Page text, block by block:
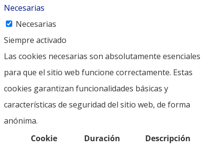
Necesarias
Necesarias
Siempre activado
Las cookies necesarias son absolutamente esenciales
para que el sitio web funcione correctamente. Estas
cookies garantizan funcionalidades básicas y
características de seguridad del sitio web, de forma
anónima.
Cookie
Duración Descripción